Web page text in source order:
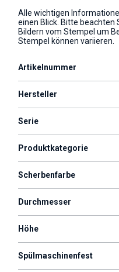
Alle wichtigen
einen Blick. Bitte beachten
Bildern vom Stempel um
Stempel können variieren.
Artikelnummer
Hersteller
Serie
Produktkategorie
Scherbenfarbe
Durchmesser
Höhe
Spülmaschinenfest